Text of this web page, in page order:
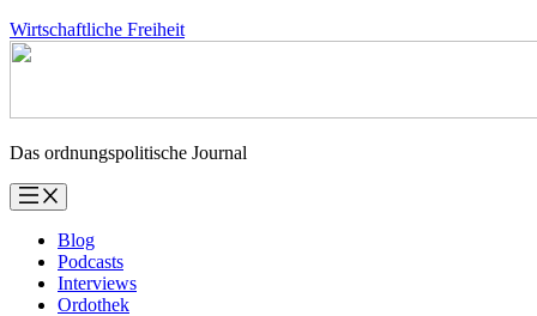
Zum
Inhalt
Wirtschaftliche Freiheit
Das ordnungspolitische Journal
Blog
Podcasts
Interviews
Ordothek